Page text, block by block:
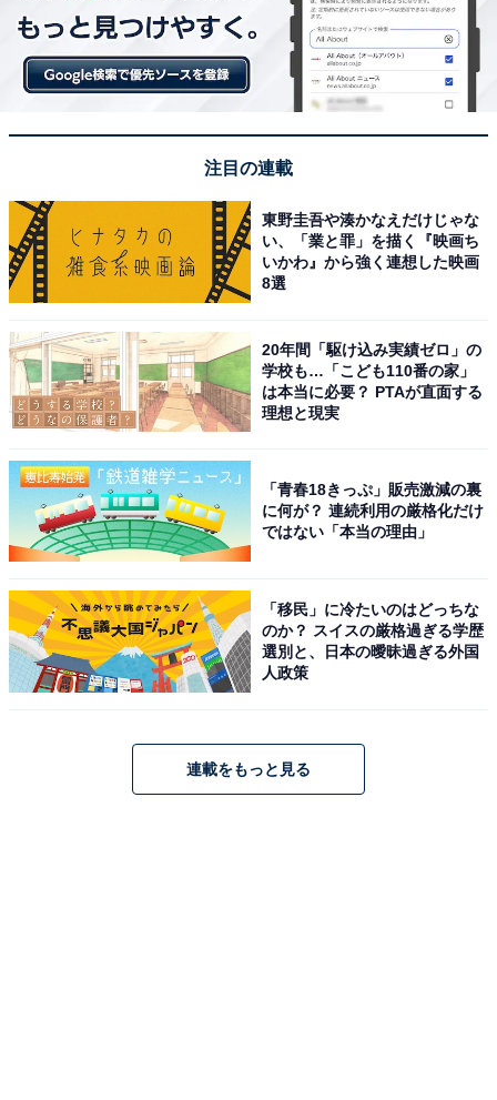
次ページ 8位までのランキング結果を見る
こちらもおすすめ
秋に行きたい「富山県の穴場秘境」ランキン
グ！ 2位「称名滝」、1位は？ 【2025年度調
1 2
注目の連載
東野圭吾や湊かなえだけじゃな
い、「業と罪」を描く『映画ち
いかわ』から強く連想した映画
8選
20年間「駆け込み実績ゼロ」の
学校も…「こども110番の家」
は本当に必要？ PTAが直面する
理想と現実
「青春18きっぷ」販売激減の裏
に何が？ 連続利用の厳格化だけ
ではない「本当の理由」
「移民」に冷たいのはどっちな
のか？ スイスの厳格過ぎる学歴
選別と、日本の曖昧過ぎる外国
人政策
連載をもっと見る